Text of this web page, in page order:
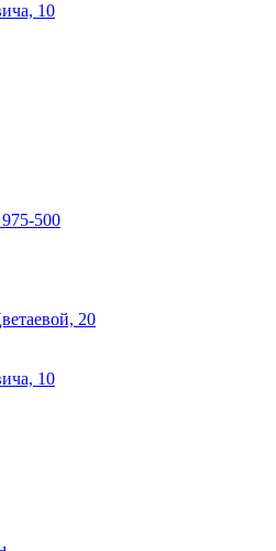
10
500
20
10